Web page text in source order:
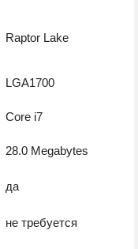
Raptor Lake
LGA1700
Core i7
28.0 Megabytes
да
не требуется